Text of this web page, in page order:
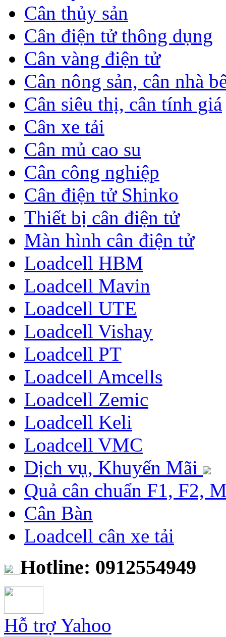
Cân thủy sản
Cân điện tử thông dụng
Cân vàng điện tử
Cân nông sản, cân nhà
Cân siêu thị, cân tính giá
Cân xe tải
Cân mủ cao su
Cân công nghiệp
Cân điện tử Shinko
Thiết bị cân điện tử
Màn hình cân điện tử
Loadcell HBM
Loadcell Mavin
Loadcell UTE
Loadcell Vishay
Loadcell PT
Loadcell Amcells
Loadcell Zemic
Loadcell Keli
Loadcell VMC
Dịch vụ, Khuyến Mãi
Quả cân chuẩn F1, F2,
Cân Bàn
Loadcell cân xe tải
Hotline: 0912554949
Hỗ trợ Yahoo